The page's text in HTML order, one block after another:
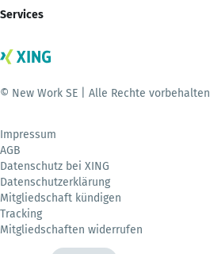
Services
© New Work SE | Alle Rechte vorbehalten
Impressum
AGB
Datenschutz bei XING
Datenschutzerklärung
Mitgliedschaft kündigen
Tracking
Mitgliedschaften widerrufen